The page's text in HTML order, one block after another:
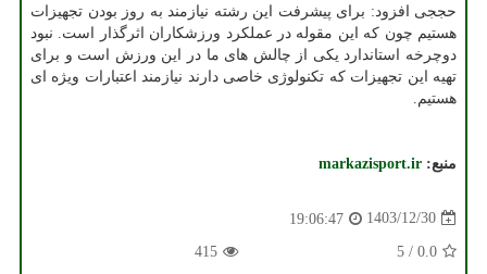
حججی افزود: برای پیشرفت این رشته نیازمند به روز بودن تجهیزات
هستیم چون که این مقوله در عملکرد ورزشکاران اثرگذار است. نبود
دوچرخه استاندارد یکی از چالش های ما در این ورزش است و برای
تهیه این تجهیزات که تکنولوژی خاصی دارند نیازمند اعتبارات ویژه ای
هستیم.
منبع: markazisport.ir
1403/12/30
19:06:47
0.0
/
5
415